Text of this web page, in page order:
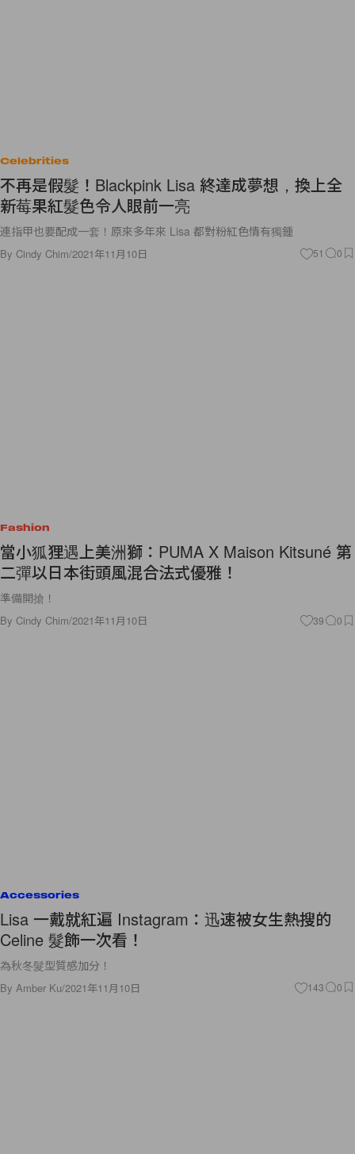
Celebrities
不再是假髮！Blackpink Lisa 終達成夢想，換上全
新莓果紅髮色令人眼前一亮
連指甲也要配成一套！原來多年來 Lisa 都對粉紅色情有獨鍾
By Cindy Chim/2021年11月10日 51 0
Fashion
當小狐狸遇上美洲獅：PUMA X Maison Kitsuné 第
二彈以日本街頭風混合法式優雅！
準備開搶！
By Cindy Chim/2021年11月10日 39 0
Accessories
Lisa 一戴就紅遍 Instagram：迅速被女生熱搜的
Celine 髮飾一次看！
為秋冬髮型質感加分！
By Amber Ku/2021年11月10日 143 0